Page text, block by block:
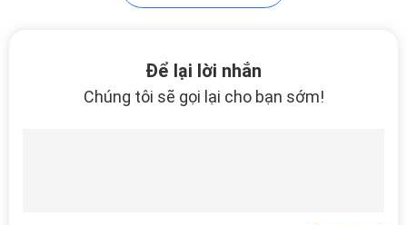
Cốc sứ
Để lại lời nhắn
Chúng tôi sẽ gọi lại cho bạn sớm!